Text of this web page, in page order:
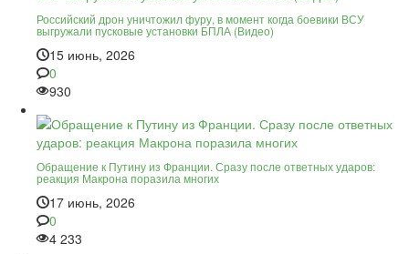
Российский дрон уничтожил фуру, в момент когда боевики ВСУ
выгружали пусковые установки БПЛА (Видео)
15 июнь, 2026
0
930
Обращение к Путину из Франции. Сразу после ответных ударов:
реакция Макрона поразила многих
17 июнь, 2026
0
4 233